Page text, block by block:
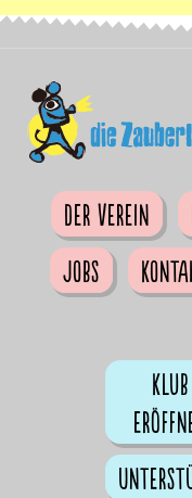
Der Verein
Jobs
Klub